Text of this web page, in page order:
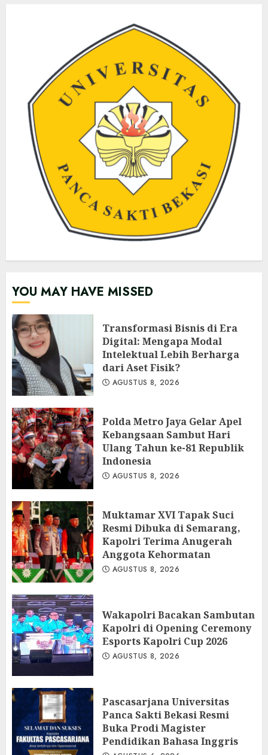
YOU MAY HAVE MISSED
Transformasi Bisnis di Era
Digital: Mengapa Modal
Intelektual Lebih Berharga
dari Aset Fisik?
AGUSTUS 8, 2026
Polda Metro Jaya Gelar Apel
Kebangsaan Sambut Hari
Ulang Tahun ke-81 Republik
Indonesia
AGUSTUS 8, 2026
Muktamar XVI Tapak Suci
Resmi Dibuka di Semarang,
Kapolri Terima Anugerah
Anggota Kehormatan
AGUSTUS 8, 2026
Wakapolri Bacakan Sambutan
Kapolri di Opening Ceremony
Esports Kapolri Cup 2026
AGUSTUS 8, 2026
Pascasarjana Universitas
Panca Sakti Bekasi Resmi
Buka Prodi Magister
Pendidikan Bahasa Inggris